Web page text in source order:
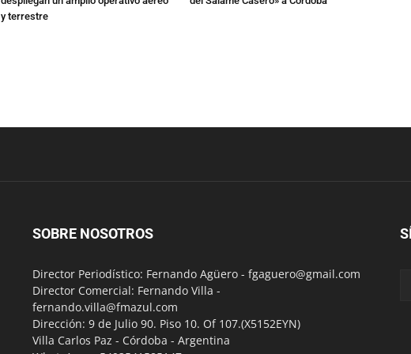
y terrestre
SOBRE NOSOTROS
Director Periodístico: Fernando Agüero - fgaguero@gmail.com
Director Comercial: Fernando Villa -
fernando.villa@fmazul.com
Dirección: 9 de Julio 90. Piso 10. Of 107.(X5152EYN)
Villa Carlos Paz - Córdoba - Argentina